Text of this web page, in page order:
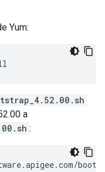
Yum:
a
: